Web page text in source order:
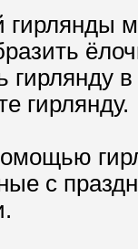
гирлянды
гирлянду.
с